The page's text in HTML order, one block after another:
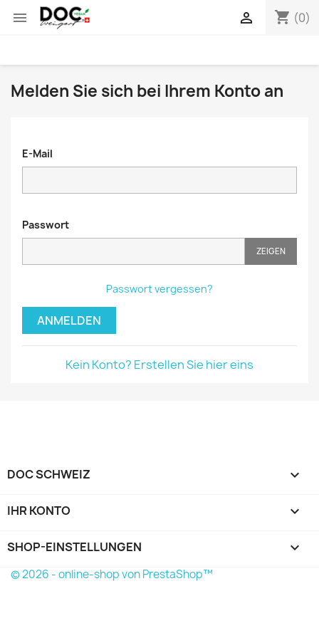
 shopping_cart (0)

Melden Sie sich bei Ihrem Konto an
E-Mail
Passwort
ZEIGEN
Passwort vergessen?
ANMELDEN
Kein Konto? Erstellen Sie hier eins
DOC SCHWEIZ 
IHR KONTO 
SHOP-EINSTELLUNGEN keyboard_arrow_down
© 2026 - online-shop von PrestaShop™